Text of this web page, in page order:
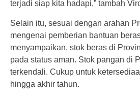
terjadi siap kita hadapi,” tambah
Selain itu, sesuai dengan arahan
mengenai pemberian bantuan
menyampaikan, stok beras di
pada status aman. Stok pangan di
terkendali. Cukup untuk
hingga akhir tahun.